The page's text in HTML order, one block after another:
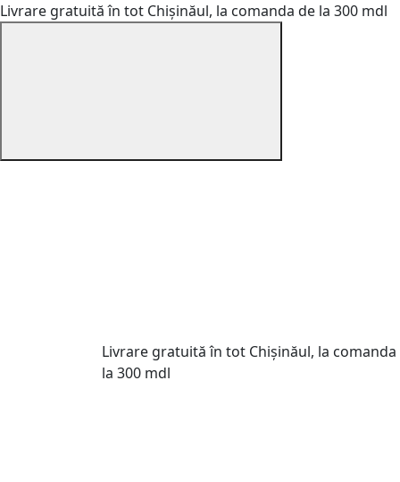
Livrare gratuită în tot Chișinăul, la comanda de la 300 mdl
Livrare gratuită în tot Chișinăul, la comanda
la 300 mdl